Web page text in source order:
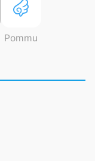
Pommu